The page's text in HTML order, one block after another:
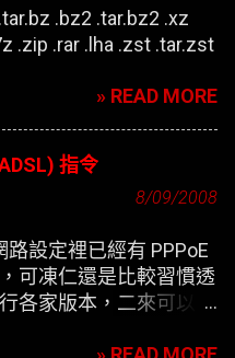
.bz2 .tar.bz2 .xz
.zip .rar .lha .zst .tar.zst
» READ MORE
指令
8/09/2008
設定裡已經有 PPPoE
可凍仁還是比較習慣透
各家版本，二來可以在